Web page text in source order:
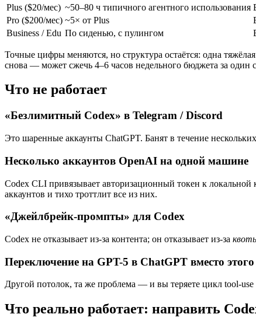
Plus ($20/мес) ~50–80 ч типичного агентного использования
Pro ($200/мес) ~5× от Plus
Business / Edu По сиденью, с пулингом
Точные цифры меняются, но структура остаётся: одна
снова — может сжечь 4–6 часов недельного бюджета за
Что не работает
«Безлимитный Codex» в Telegram / Discord
Это шаренные аккаунты ChatGPT. Банят в течение
Несколько аккаунтов OpenAI на одной машине
Codex CLI привязывает авторизационный токен к
аккаунтов и тихо троттлит все из них.
«Джейлбрейк-промпты» для Codex
Codex не отказывает из-за контента; он отказывает из-за
Переключение на GPT-5 в ChatGPT вместо этого
Другой потолок, та же проблема — и вы теряете цикл tool-
Что реально работает: направить